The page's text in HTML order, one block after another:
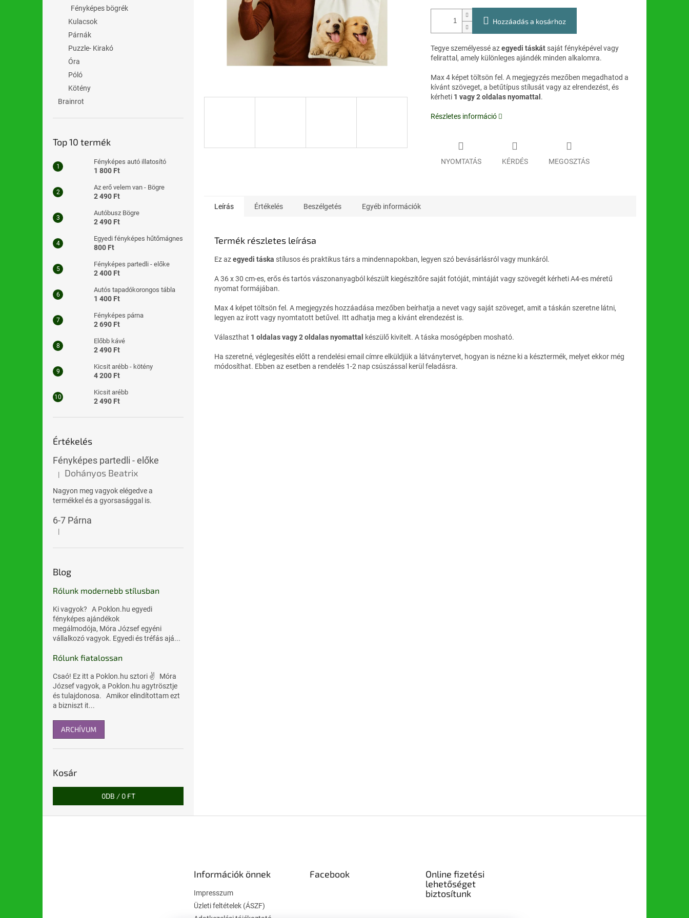
Fényképes bögrék
Kulacsok
Párnák
Puzzle- Kirakó
Óra
Póló
Kötény
Brainrot
Top 10 termék
Fényképes autó illatosító
1 800 Ft
Az erő velem van - Bögre
2 490 Ft
Autóbusz Bögre
2 490 Ft
Egyedi fényképes hűtőmágnes
800 Ft
Fényképes partedli - előke
2 400 Ft
Autós tapadókorongos tábla
1 400 Ft
Fényképes párna
2 690 Ft
Előbb kávé
2 490 Ft
Kicsit arébb - kötény
4 200 Ft
Kicsit arébb
2 490 Ft
Értékelés
Fényképes partedli - előke
A termék értékelése 5-ből 5 csillag.
| Dohányos Beatrix
Nagyon meg vagyok elégedve a
termékkel és a gyorsasággal is.
6-7 Párna
A termék értékelése 5-ből 5 csillag.
|
Blog
Rólunk modernebb stílusban
Ki vagyok? A Poklon.hu egyedi
fényképes ajándékok
megálmodója, Móra József egyéni
vállalkozó vagyok. Egyedi és tréfás ajá...
Rólunk fiatalossan
Csaó! Ez itt a Poklon.hu sztori ✌️ Móra
József vagyok, a Poklon.hu agytrösztje
és tulajdonosa. Amikor elindítottam ezt
a bizniszt it...
ARCHÍVUM
Kosár
0DB / 0 FT
Hozzáadás a kosárhoz
Tegye személyessé azegyedi táskátsaját fényképével vagy
felirattal, amely különleges ajándék minden alkalomra.
Max 4 képet töltsön fel. A megjegyzés mezőben megadhatod a
kívánt szöveget, a betűtípus stílusát vagy az elrendezést, és
kérheti 1 vagy 2 oldalas nyomattal .
Részletes információ
NYOMTATÁS KÉRDÉS MEGOSZTÁS
Leírás Értékelés Beszélgetés Egyéb információk
Termék részletes leírása
Ez azegyedi táska stílusos és praktikus társ a mindennapokban, legyen szó bevásárlásról vagy munkáról.
A 36 x 30 cm-es, erős és tartós vászonanyagból készült kiegészítőre saját fotóját, mintáját vagy szövegét kérheti A4-es méretű
nyomat formájában.
Max 4 képet töltsön fel. A megjegyzés hozzáadása mezőben beírhatja a nevet vagy saját szöveget, amit a táskán szeretne látni,
legyen az írott vagy nyomtatott betűvel. Itt adhatja meg a kívánt elrendezést is.
Választhat 1 oldalas vagy 2 oldalas nyomattal készülő kivitelt. A táska mosógépben mosható.
Ha szeretné, véglegesítés előtt a rendelési email címre elküldjük a látványtervet, hogyan is nézne ki a késztermék, melyet ekkor még
módosíthat. Ebben az esetben a rendelés 1-2 nap csúszással kerül feladásra.
Információk önnek
Impresszum
Üzleti feltételek (ÁSZF)
Facebook
Online fizetési
lehetőséget
biztosítunk